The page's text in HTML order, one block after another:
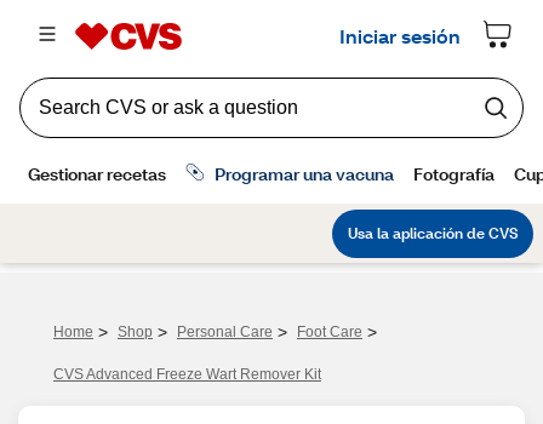
Home > Shop > Personal Care > Foot Care >
CVS Advanced Freeze Wart Remover Kit